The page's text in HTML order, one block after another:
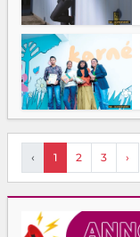
‹ 1 2 3 ›